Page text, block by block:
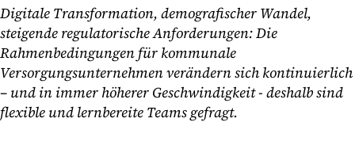
Digitale Transformation, demografischer Wandel,
steigende regulatorische Anforderungen: Die
Rahmenbedingungen für kommunale
Versorgungsunternehmen verändern sich kontinuierlich
– und in immer höherer Geschwindigkeit - deshalb sind
flexible und lernbereite Teams gefragt.